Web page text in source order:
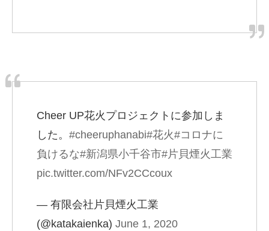
Cheer UP花火プロジェクトに参加しま
した。 #cheeruphanabi#花火#コロナに
負けるな#新潟県小千谷市#片貝煙火工業
pic.twitter.com/NFv2CCcoux
— 有限会社片貝煙火工業
(@katakaienka) June 1, 2020